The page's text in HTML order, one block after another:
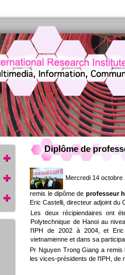
Diplôme de
Mercredi 14 octobre
remis le dipôme de professeur
Eric Castelli, directeur adjoint du
Les deux récipiendaires ont
Polytechnique de Hanoi au
l'IPH de 2002 à 2004, et Eric
vietnamienne et dans sa
Pr Nguyen Trong Giang a remis
les vices-présidents de l'IPH, de